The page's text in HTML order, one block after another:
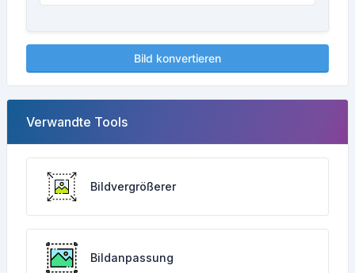
Bild konvertieren
Verwandte Tools
Bildvergrößerer
Bildanpassung